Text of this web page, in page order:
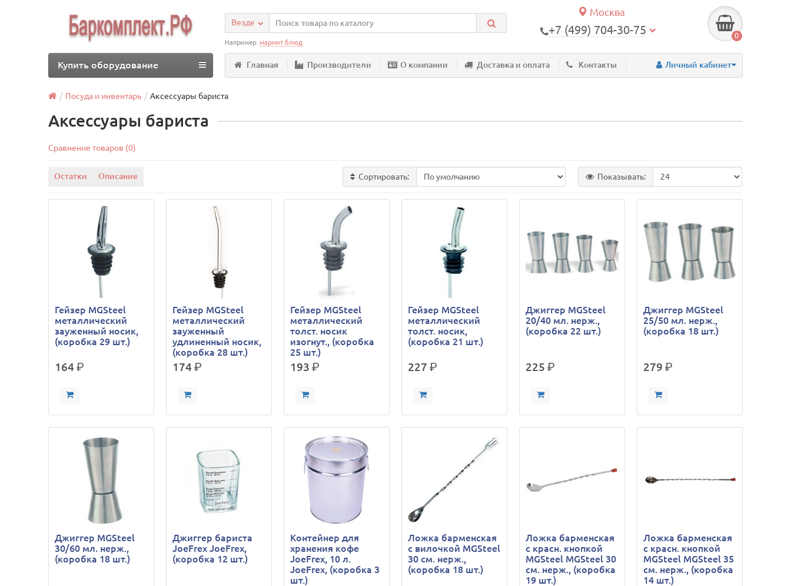
Москва
+7 (499) 704-30-75 0
Везде
Например:мармит блюд
Главная Производители О компании Доставка и оплата Контакты Личный кабинет
Купить оборудование
Посуда и инвентарь Аксессуары бариста
Аксессуары бариста
Сравнение товаров (0)
Остатки Описание Сортировать: Показывать:
Гейзер MGSteel
металлический
зауженный носик,
(коробка 29 шт.)
164р.
Гейзер MGSteel
металлический
зауженный
удлиненный носик,
(коробка 28 шт.)
174р.
Гейзер MGSteel
металлический
толст. носик
изогнут., (коробка
25 шт.)
193р.
Гейзер MGSteel
металлический
толст. носик,
(коробка 21 шт.)
227 р.
Джиггер MGSteel
20/40 мл. нерж.,
(коробка 22 шт.)
225 р.
Джиггер MGSteel
25/50 мл. нерж.,
(коробка 18 шт.)
279 р.
Джиггер MGSteel
30/60 мл. нерж.,
(коробка 18 шт.)
Джиггер бариста
JoeFrex JoeFrex,
(коробка 12 шт.)
Контейнер для
хранения кофе
JoeFrex, 10 л.
JoeFrex, (коробка 3
шт.)
Ложка барменская
с вилочкой MGSteel
30 см. нерж.,
(коробка 18 шт.)
Ложка барменская
с красн. кнопкой
MGSteel MGSteel 30
см. нерж., (коробка
19 шт.)
Ложка барменская
с красн. кнопкой
MGSteel MGSteel 35
см. нерж., (коробка
14 шт.)